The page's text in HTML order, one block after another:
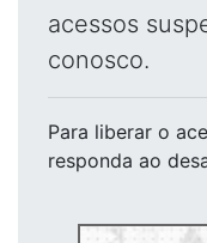
acessos
conosco.
Para liberar o
responda ao